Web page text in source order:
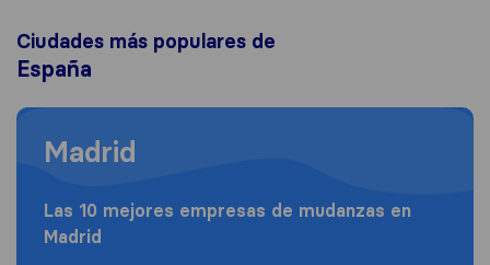
Ciudades más populares de
España
Moving to Madrid
Madrid
Las 10 mejores empresas de mudanzas en
Madrid